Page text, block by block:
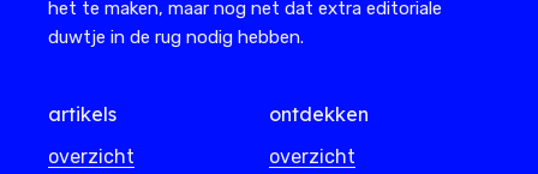
het te maken, maar nog net dat extra editoriale
duwtje in de rug nodig hebben.
artikels
overzicht
ontdekken
overzicht